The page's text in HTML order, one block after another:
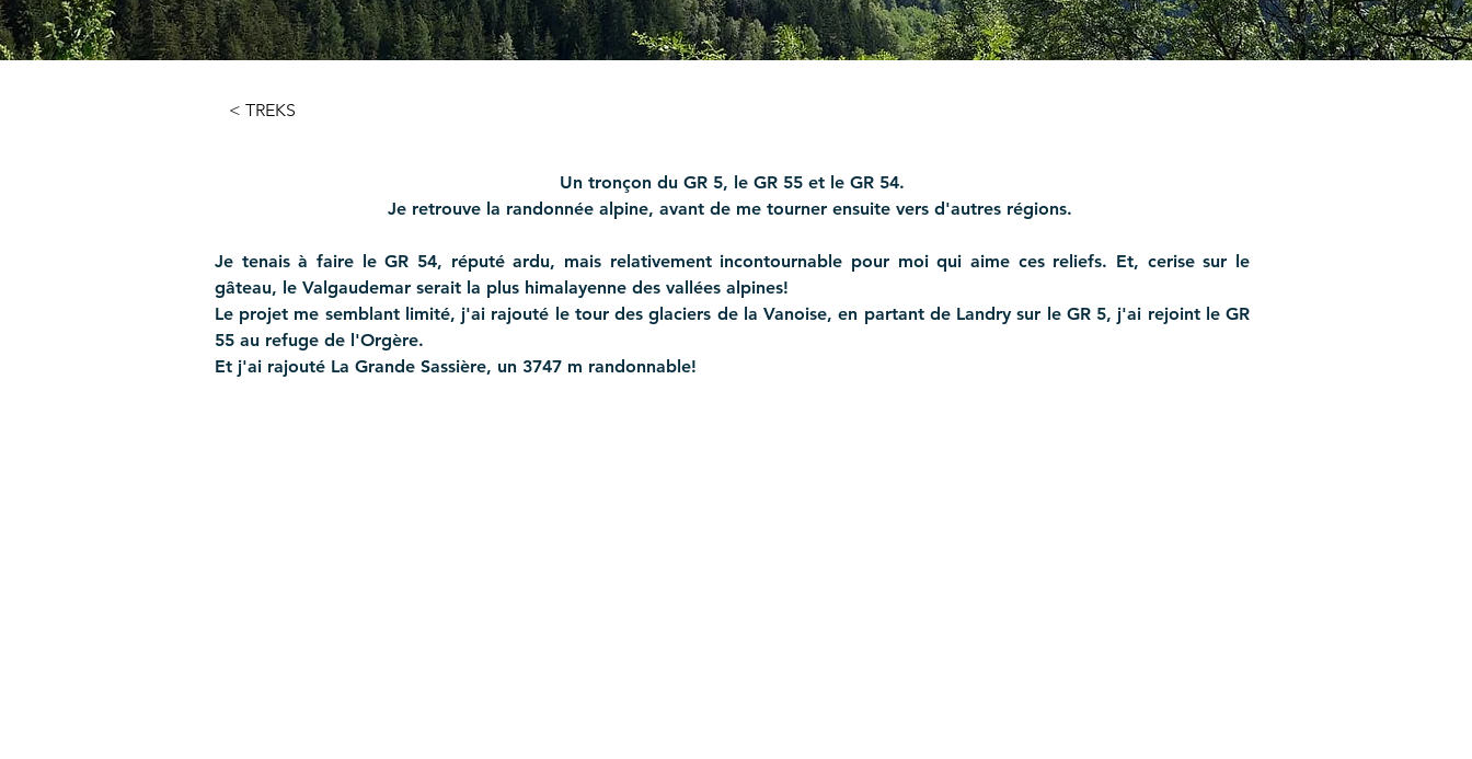
< TREKS
Un tronçon du GR 5, le GR 55 et le GR 54.
Je retrouve la randonnée alpine, avant de me tourner ensuite vers d'autres régions.
Je tenais à faire le GR 54, réputé ardu, mais relativement incontournable pour moi qui aime ces reliefs. Et, cerise sur le
gâteau, le Valgaudemar serait la plus himalayenne des vallées alpines!
Le projet me semblant limité, j'ai rajouté le tour des glaciers de la Vanoise, en partant de Landry sur le GR 5, j'ai rejoint le GR
55 au refuge de l'Orgère.
Et j'ai rajouté La Grande Sassière, un 3747 m randonnable!